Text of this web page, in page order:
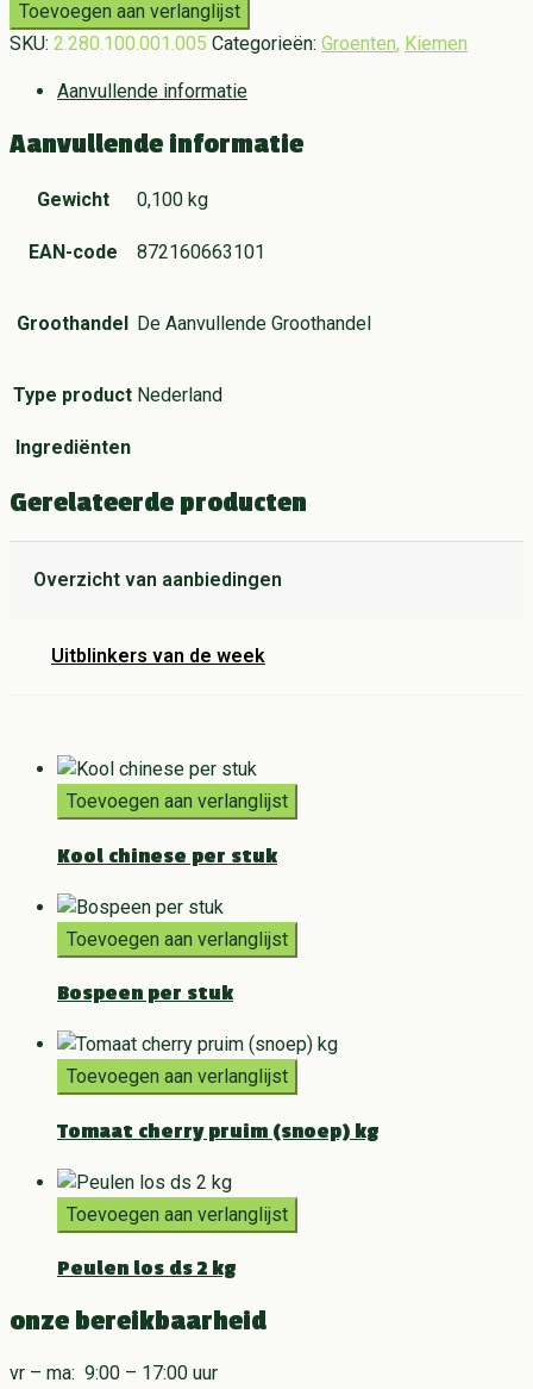
Toevoegen aan verlanglijst
SKU: 2.280.100.001.005 Categorieën: Groenten, Kiemen
Aanvullende informatie
Aanvullende informatie
Gewicht 0,100 kg
EAN-code 872160663101
Groothandel De Aanvullende Groothandel
Type product Nederland
Ingrediënten
Gerelateerde producten
Overzicht van aanbiedingen
Uitblinkers van de week
Toevoegen aan verlanglijst
Kool chinese per stuk
Toevoegen aan verlanglijst
Bospeen per stuk
Toevoegen aan verlanglijst
Tomaat cherry pruim (snoep) kg
Toevoegen aan verlanglijst
Peulen los ds 2 kg
onze bereikbaarheid
vr – ma: 9:00 – 17:00 uur